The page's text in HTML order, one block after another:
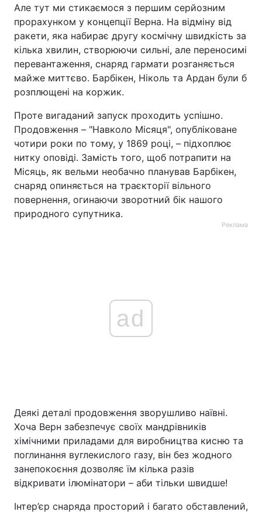
Але тут ми стикаємося з першим серйозним
прорахунком у концепції Верна. На відміну від
ракети, яка набирає другу космічну швидкість за
кілька хвилин, створюючи сильні, але переносимі
перевантаження, снаряд гармати розганяється
майже миттєво. Барбікен, Ніколь та Ардан були б
розплющені на коржик.
Проте вигаданий запуск проходить успішно.
Продовження – "Навколо Місяця", опубліковане
чотири роки по тому, у 1869 році, – підхоплює
нитку оповіді. Замість того, щоб потрапити на
Місяць, як вельми необачно планував Барбікен,
снаряд опиняється на траєкторії вільного
повернення, огинаючи зворотний бік нашого
природного супутника.
Реклама
ad
Деякі деталі продовження зворушливо наївні.
Хоча Верн забезпечує своїх мандрівників
хімічними приладами для виробництва кисню та
поглинання вуглекислого газу, він без жодного
занепокоєння дозволяє їм кілька разів
відкривати ілюмінатори – аби тільки швидше!
Інтер’єр снаряда просторий і багато обставлений,